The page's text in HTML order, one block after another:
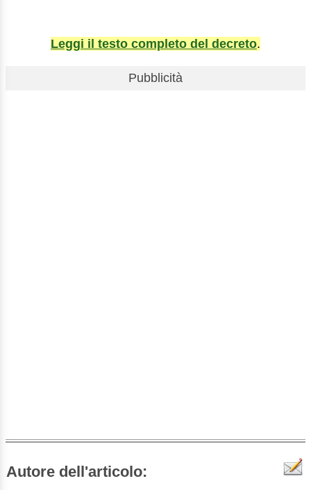
Leggi il testo completo del decreto.
Pubblicità
Autore dell'articolo: